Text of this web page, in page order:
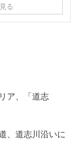
る
ア、「道志
、道志川沿いに